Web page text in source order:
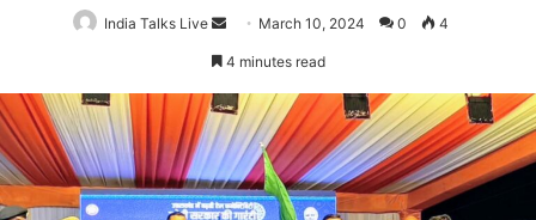
India Talks Live
Send
an
March 10, 2024 0 4
4 minutes read